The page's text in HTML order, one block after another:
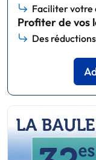
Faciliter votre
Profiter de vos
Des